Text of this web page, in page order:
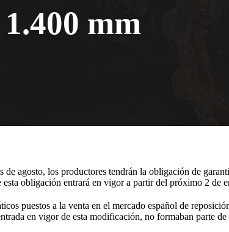
mm
agosto, los productores tendrán la obligación de
obligación entrará en vigor a partir del próximo 2 de
puestos a la venta en el mercado español de
en vigor de esta modificación, no formaban parte